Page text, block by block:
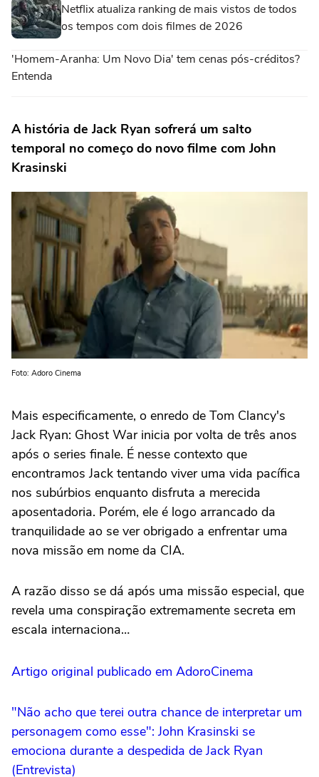
Netflix atualiza ranking de mais vistos de todos
os tempos com dois filmes de 2026
'Homem-Aranha: Um Novo Dia' tem cenas pós-créditos?
Entenda
A história de Jack Ryan sofrerá um salto
temporal no começo do novo filme com John
Krasinski
Foto: Adoro Cinema
Mais especificamente, o enredo de Tom Clancy's
Jack Ryan: Ghost War inicia por volta de três anos
após o series finale. É nesse contexto que
encontramos Jack tentando viver uma vida pacífica
nos subúrbios enquanto disfruta a merecida
aposentadoria. Porém, ele é logo arrancado da
tranquilidade ao se ver obrigado a enfrentar uma
nova missão em nome da CIA.
A razão disso se dá após uma missão especial, que
revela uma conspiração extremamente secreta em
escala internaciona…
Artigo original publicado em AdoroCinema
"Não acho que terei outra chance de interpretar um
personagem como esse": John Krasinski se
emociona durante a despedida de Jack Ryan
(Entrevista)